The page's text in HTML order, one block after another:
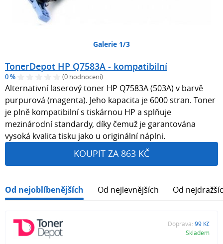
Galerie 1/3
TonerDepot HP Q7583A - kompatibilní
0 % (0 hodnocení)
Alternativní laserový toner HP Q7583A (503A) v barvě
purpurová (magenta). Jeho kapacita je 6000 stran. Toner
je plně kompatibilní s tiskárnou HP a splňuje
mezinárodní standardy, díky čemuž je garantována
vysoká kvalita tisku jako u originální náplni.
KOUPIT ZA 863 KČ
Od nejoblíbenějších Od nejlevnějších Od
Doprava: 99 Kč
Skladem